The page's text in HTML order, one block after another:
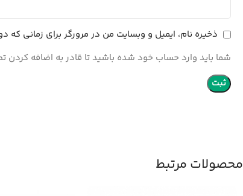
ذخیره نام، ایمیل و وبسایت من در مرورگر برای زمانی که
شما باید وارد حساب خود شده باشید تا قادر به اضافه کردن
محصولات مرتبط